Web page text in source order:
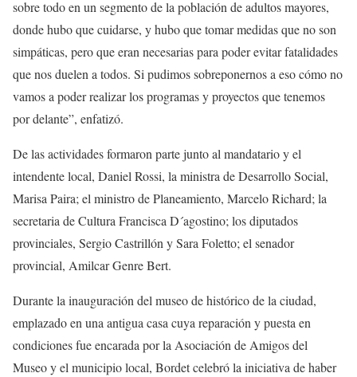
sobre todo en un segmento de la población de adultos mayores,
donde hubo que cuidarse, y hubo que tomar medidas que no son
simpáticas, pero que eran necesarias para poder evitar fatalidades
que nos duelen a todos. Si pudimos sobreponernos a eso cómo no
vamos a poder realizar los programas y proyectos que tenemos
por delante”, enfatizó.
De las actividades formaron parte junto al mandatario y el
intendente local, Daniel Rossi, la ministra de Desarrollo Social,
Marisa Paira; el ministro de Planeamiento, Marcelo Richard; la
secretaria de Cultura Francisca D´agostino; los diputados
provinciales, Sergio Castrillón y Sara Foletto; el senador
provincial, Amilcar Genre Bert.
Durante la inauguración del museo de histórico de la ciudad,
emplazado en una antigua casa cuya reparación y puesta en
condiciones fue encarada por la Asociación de Amigos del
Museo y el municipio local, Bordet celebró la iniciativa de haber